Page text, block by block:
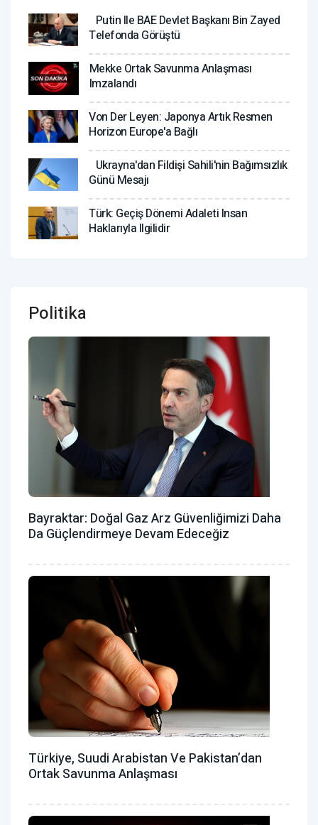
Putin Ile BAE Devlet Başkanı Bin Zayed
Telefonda Görüştü
Mekke Ortak Savunma Anlaşması
Imzalandı
Von Der Leyen: Japonya Artık Resmen
Horizon Europe'a Bağlı
Ukrayna'dan Fildişi Sahili'nin Bağımsızlık
Günü Mesajı
Türk: Geçiş Dönemi Adaleti Insan
Haklarıyla Ilgilidir
Politika
Bayraktar: Doğal Gaz Arz Güvenliğimizi Daha
Da Güçlendirmeye Devam Edeceğiz
Türkiye, Suudi Arabistan Ve Pakistan’dan
Ortak Savunma Anlaşması